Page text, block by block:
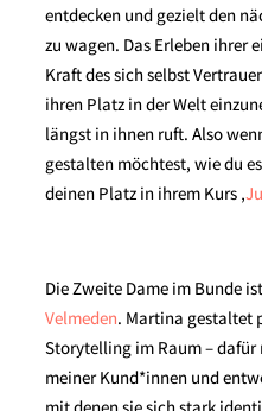
entdecken und gezielt den
zu wagen. Das Erleben ihrer
Kraft des sich selbst
ihren Platz in der Welt
längst in ihnen ruft. Also
gestalten möchtest, wie du
deinen Platz in ihrem Kurs ‚
Die Zweite Dame im Bunde
Velmeden. Martina gestaltet
Storytelling im Raum – dafür
meiner Kund*innen und